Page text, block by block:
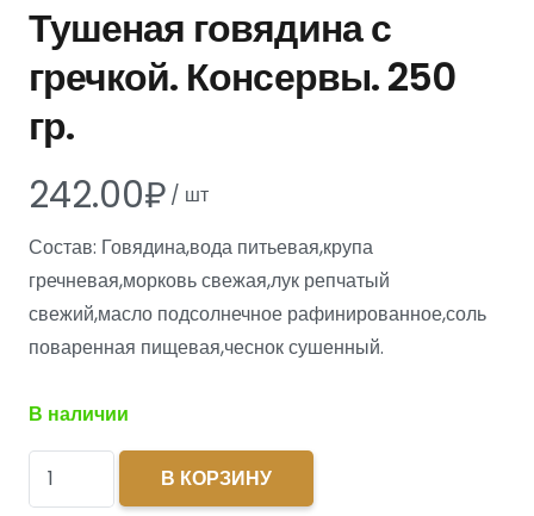
Тушеная говядина с
гречкой. Консервы. 250
гр.
242.00₽ / шт
Состав: Говядина,вода питьевая,крупа
гречневая,морковь свежая,лук репчатый
свежий,масло подсолнечное рафинированное,соль
поваренная пищевая,чеснок сушенный.
В наличии
Количество
В КОРЗИНУ